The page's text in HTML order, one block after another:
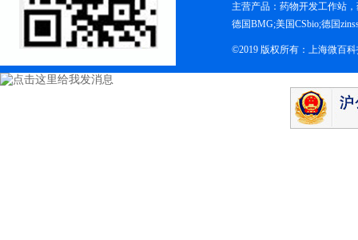
主营产品：药物开发工作站
德国BMG;美国CSbio;德国
©2019 版权所有：上海微百